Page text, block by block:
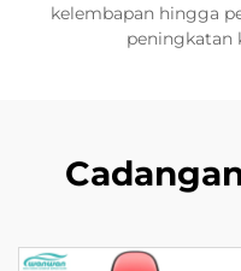
kelembapan hingga
peningkatan